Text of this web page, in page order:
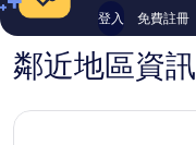
登入 免費註冊
鄰近地區資訊